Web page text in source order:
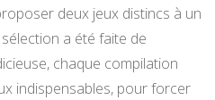
deux jeux distincs à un
sélection a été faite de
chaque compilation
indispensables, pour forcer